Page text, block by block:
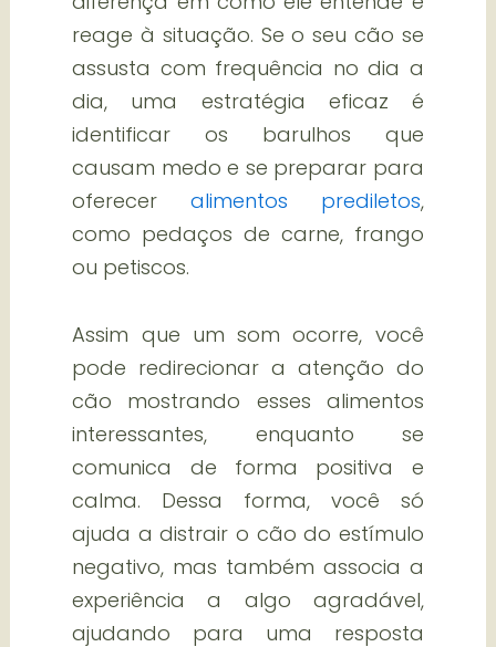
reage à situação. Se o seu cão se
assusta com frequência no dia a
dia, uma estratégia eficaz é
identificar os barulhos que
causam medo e se preparar para
oferecer alimentos prediletos,
como pedaços de carne, frango
ou petiscos.
Assim que um som ocorre, você
pode redirecionar a atenção do
cão mostrando esses alimentos
interessantes, enquanto se
comunica de forma positiva e
calma. Dessa forma, você só
ajuda a distrair o cão do estímulo
negativo, mas também associa a
experiência a algo agradável,
ajudando para uma resposta